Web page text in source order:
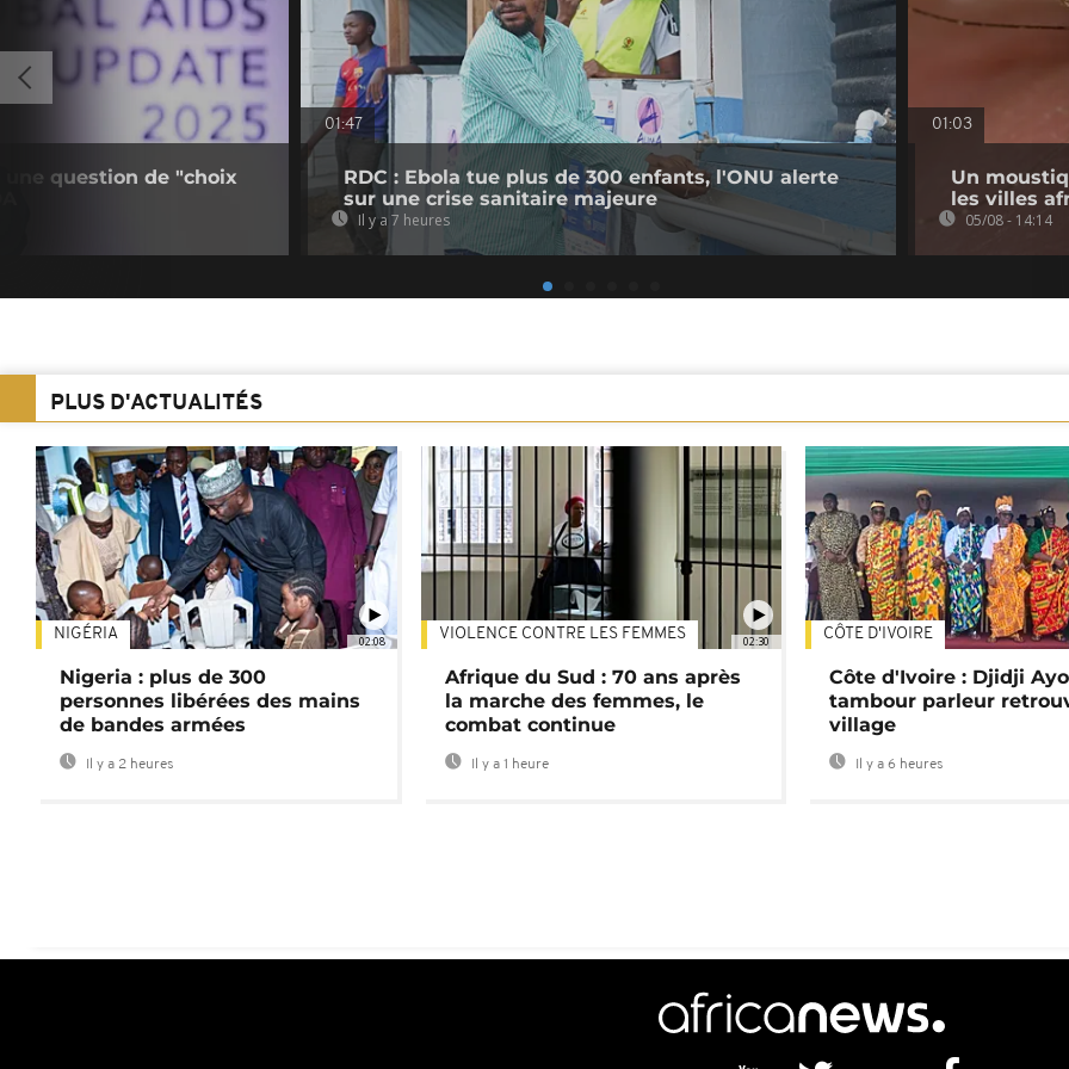
une question de "choix
01:47
RDC : Ebola tue plus de 300 enfants, l'ONU alerte
sur une crise sanitaire majeure
Il y a 7 heures
01:03
Un
les villes
05/08 - 14:14
PLUS D'ACTUALITÉS
02:08
NIGÉRIA
Nigeria : plus de 300
personnes libérées des mains
de bandes armées
Il y a 2 heures
02:30
VIOLENCE CONTRE LES FEMMES
Afrique du Sud : 70 ans après
la marche des femmes, le
combat continue
Il y a 1 heure
CÔTE D'IVOIRE
Côte d'Ivoire : Djidji
tambour parleur
village
Il y a 6 heures